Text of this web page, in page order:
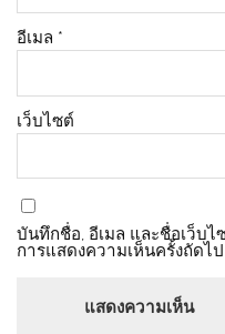
อีเมล *
เว็บไซต์
บันทึกชื่อ, อีเมล และชื่อเว็บ
การแสดงความเห็นครั้งถัดไป